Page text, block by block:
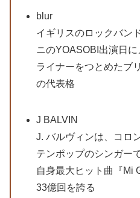
blur
イギリスのロックバン
ニのYOASOBI出演日
ライナーをつとめたブ
の代表格
J BALVIN
J. バルヴィンは、コロ
テンポップのシンガー
自身最大ヒット曲『Mi
33億回を誇る